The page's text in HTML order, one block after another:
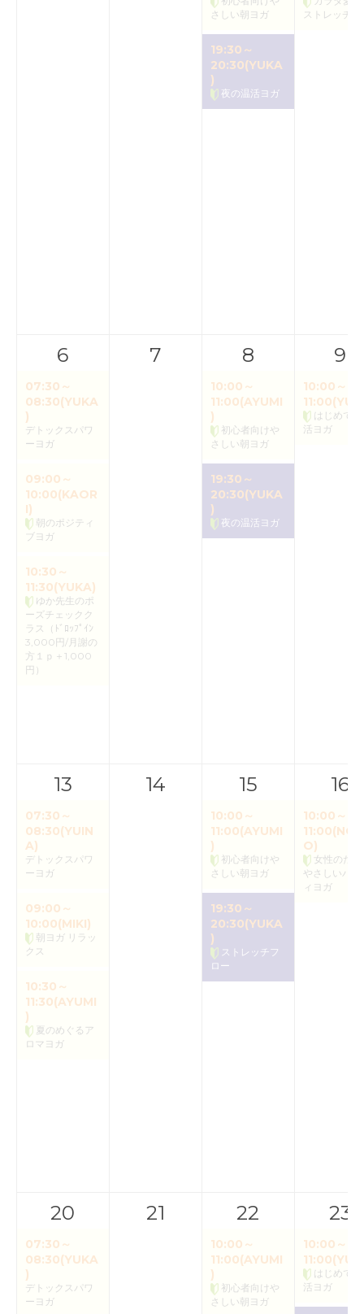
さしい朝ヨガ
19:30～
20:30(YUKA
)
夜の温活ヨガ
ストレッチ
6
07:30～
08:30(YUKA
)
デトックスパワ
ーヨガ
09:00～
10:00(KAOR
I)
朝のポジティ
ブヨガ
10:30～
11:30(YUKA)
ゆか先生のポ
ーズチェックク
ラス（ﾄﾞﾛｯﾌﾟｲﾝ
3,000円/月謝の
方１ｐ＋1,000
円）
7 8
10:00～
11:00(AYUMI
)
初心者向けや
さしい朝ヨガ
19:30～
20:30(YUKA
)
夜の温活ヨガ
9
10:00～
はじめて
活ヨガ
13
07:30～
08:30(YUIN
A)
デトックスパワ
ーヨガ
09:00～
10:00(MIKI)
朝ヨガ リラッ
クス
10:30～
11:30(AYUMI
)
夏のめぐるア
ロマヨガ
14 15
10:00～
11:00(AYUMI
)
初心者向けや
さしい朝ヨガ
19:30～
20:30(YUKA
)
ストレッチフ
ロー
16
10:00～
O)
女性のた
やさしいバク
ィヨガ
20
07:30～
08:30(YUKA
)
デトックスパワ
ーヨガ
21 22
10:00～
11:00(AYUMI
)
初心者向けや
さしい朝ヨガ
23
10:00～
はじめて
活ヨガ